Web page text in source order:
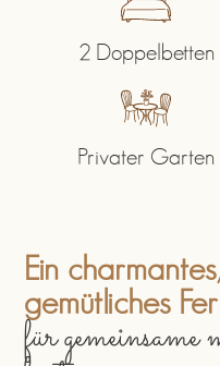
2 Doppelbetten
Privater Garten
Ein
gemütliches
für gemeinsame